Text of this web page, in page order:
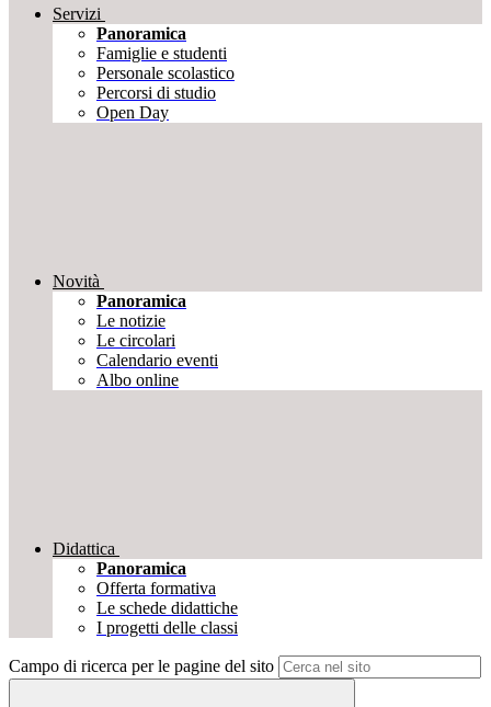
Servizi
Panoramica
Famiglie e studenti
Personale scolastico
Percorsi di studio
Open Day
Novità
Panoramica
Le notizie
Le circolari
Calendario eventi
Albo online
Didattica
Panoramica
Offerta formativa
Le schede didattiche
I progetti delle classi
Campo di ricerca per le pagine del sito